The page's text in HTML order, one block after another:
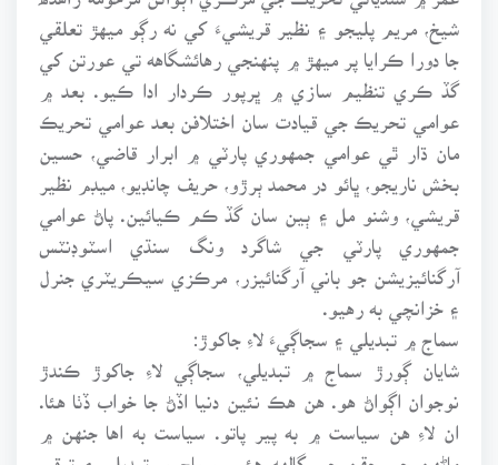
شيخ، مريم پليجو ۽ نظير قريشيءَ کي نه رڳو ميهڙ تعلقي
جا دورا ڪرايا پر ميهڙ ۾ پنهنجي رهائشگاهه تي عورتن کي
گڏ ڪري تنظيم سازي ۾ ڀرپور ڪردار ادا ڪيو. بعد ۾
عوامي تحريڪ جي قيادت سان اختلافن بعد عوامي تحريڪ
مان ڌار ٿي عوامي جمهوري پارٽي ۾ ابرار قاضي، حسين
بخش ناريجو، ڀائو در محمد ٻرڙو، حريف چانڊيو، ميڊم نظير
قريشي، وشنو مل ۽ ٻين سان گڏ ڪم ڪيائين. پاڻ عوامي
جمهوري پارٽي جي شاگرد ونگ سنڌي اسٽوڊنٽس
آرگنائيزيشن جو باني آرگنائيزر، مرڪزي سيڪريٽري جنرل
۽ خزانچي به رهيو.
سماج ۾ تبديلي ۽ سجاڳيءَ لاءِ جاکوڙ:
شايان ڳورڙ سماج ۾ تبديلي، سجاڳي لاءِ جاکوڙ ڪندڙ
نوجوان اڳواڻ هو. هن هڪ نئين دنيا اڏڻ جا خواب ڏٺا هئا.
ان لاءِ هن سياست ۾ به پير پاتو. سياست به اها جنهن ۾
ماڻهن جي حقن جي ڳالهه هئي. سماج ۾ تبديلي ۽ ترقي